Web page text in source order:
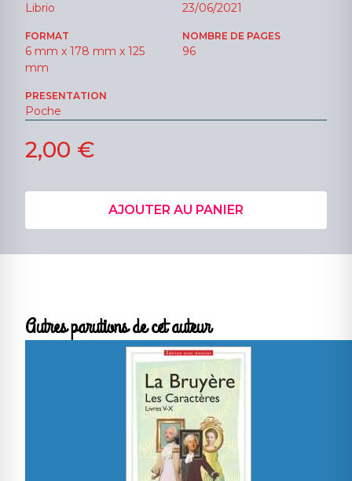
Librio 23/06/2021
FORMAT
6 mm x 178 mm x 125
mm
NOMBRE DE PAGES
96
PRESENTATION
Poche
2,00 €
AJOUTER AU PANIER
Autres parutions de cet auteur